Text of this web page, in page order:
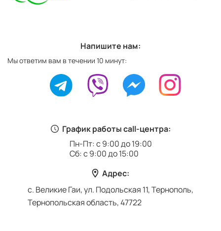
График работы call-центра:
Пн-Пт: с 9:00 до 19:00
Сб: с 9:00 до 15:00
Адрес:
с. Великие Гаи, ул. Подольская 11, Тернополь,
Тернопольская область, 47722
Напишите нам:
Мы ответим вам в течении 10 минут: